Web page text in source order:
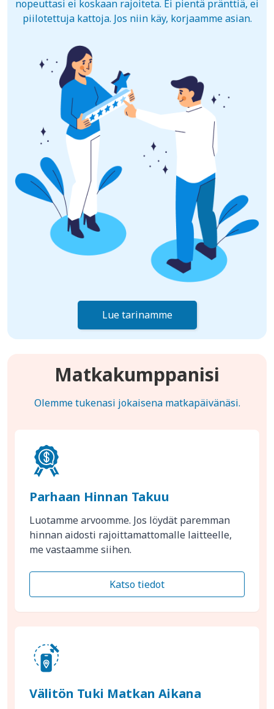
nopeuttasi ei koskaan rajoiteta. Ei pientä pränttiä, ei
piilotettuja kattoja. Jos niin käy, korjaamme asian.
Lue tarinamme
Matkakumppanisi
Olemme tukenasi jokaisena matkapäivänäsi.
Parhaan Hinnan Takuu
Luotamme arvoomme. Jos löydät paremman
hinnan aidosti rajoittamattomalle laitteelle,
me vastaamme siihen.
Katso tiedot
Välitön Tuki Matkan Aikana